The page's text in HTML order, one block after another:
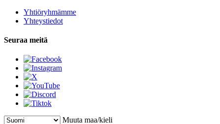
Yhtiöryhmämme
Yhteystiedot
Seuraa meitä
Muuta maa/kieli